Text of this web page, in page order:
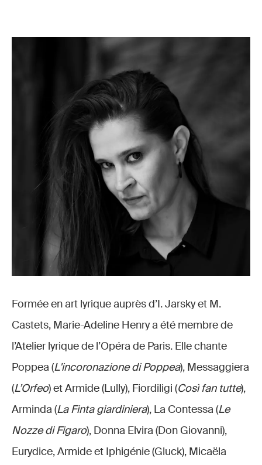
Formée en art lyrique auprès d’I. Jarsky et M.
Castets, Marie-Adeline Henry a été membre de
l’Atelier lyrique de l’Opéra de Paris. Elle chante
Poppea (L'incoronazione di Poppea), Messaggiera
(L’Orfeo) et Armide (Lully), Fiordiligi (Così fan tutte),
Arminda (La Finta giardiniera), La Contessa (Le
Nozze di Figaro), Donna Elvira (Don Giovanni),
Eurydice, Armide et Iphigénie (Gluck), Micaëla